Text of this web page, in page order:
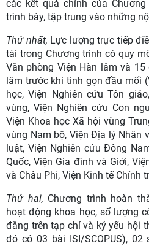
các kết quả chính của
trình bày, tập trung vào những
Thứ nhất, Lực lượng trực tiếp
tài trong Chương trình có quy
Văn phòng Viện Hàn lâm và
lâm trước khi tinh gọn đầu mối
học, Viện Nghiên cứu Tôn
vùng, Viện Nghiên cứu Con
Viện Khoa học Xã hội vùng
vùng Nam bộ, Viện Địa lý Nhân
luật, Viện Nghiên cứu Đông
Quốc, Viện Gia đình và Giới,
và Châu Phi, Viện Kinh tế Chính
Thứ hai, Chương trình hoàn
hoạt động khoa học, số lượng
đăng trên tạp chí và kỷ yếu hội
đó có 03 bài ISI/SCOPUS),